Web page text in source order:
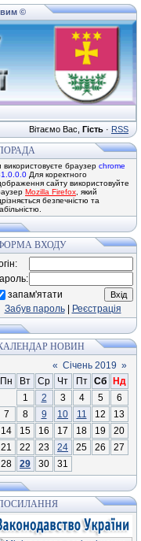
©
Вітаємо Вас Гість · RSS
використовуєте браузер chrome
Для коректного
сайту використовуйте
Mozilla Firefox , який
безпечністю та
ВХОДУ
запам'ятати
Забув пароль| Реєстрація
НОВИН
« Січень 2019 »
Пн
Вт Ср Чт Пт Сб
Нд
1
2 3 4 5
6
7
8 9 10 11 12
13
14
15 16 17 18 19
20
21
22 23 24 25 26
27
28
29 30 31